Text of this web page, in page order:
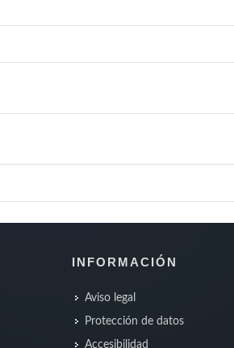
INFORMACIÓN
Aviso legal
Protección de datos
Accesibilidad